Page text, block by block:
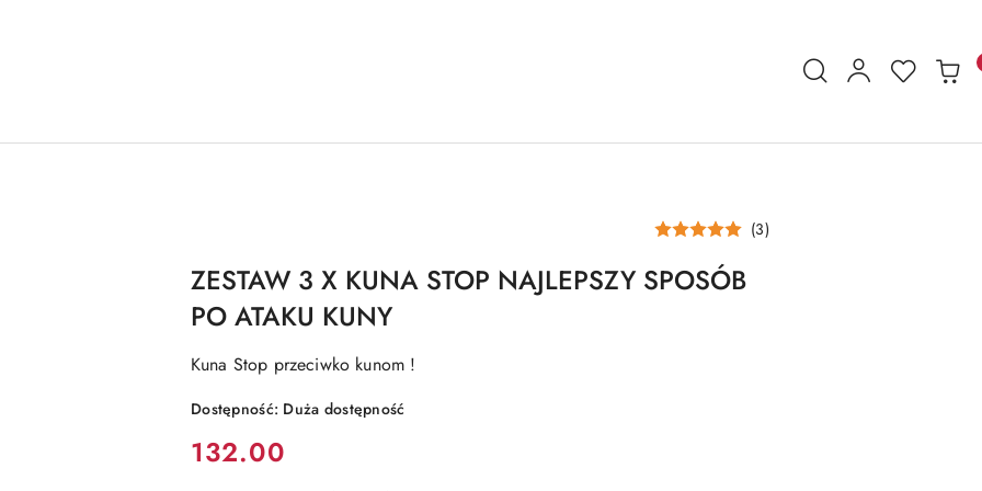
(3)
ZESTAW 3 X KUNA STOP NAJLEPSZY SPOSÓB
PO ATAKU KUNY
Kuna Stop przeciwko kunom !
Dostępność: Duża dostępność
Cena:
132.00